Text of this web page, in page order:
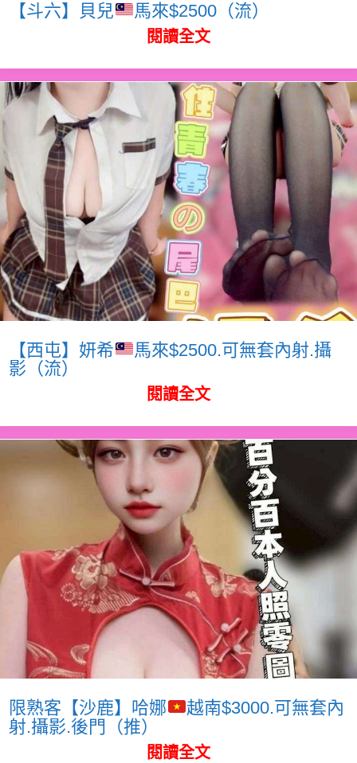
【斗六】貝兒 馬來$2500（流）
閱讀全文
【西屯】妍希
馬來$2500.可無套內射.攝
影（流）
閱讀全文
限熟客【沙鹿】哈娜
越南$3000.可無套內
射.攝影.後門（推）
閱讀全文